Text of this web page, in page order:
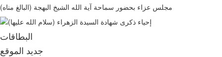
مجلس عزاء بحضور سماحة آية الله الشيخ البهجة (البالغ مناه)
البطاقات
جديد الموقع